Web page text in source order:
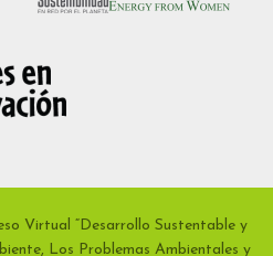
Virtual “Desarrollo Sustentable y
Los Problemas Ambientales y